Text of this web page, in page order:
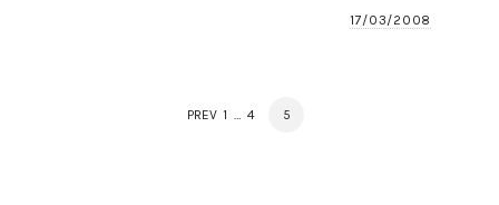
17/03/2008
PREV PAGE
1 … PAGE
4 PAGE
5